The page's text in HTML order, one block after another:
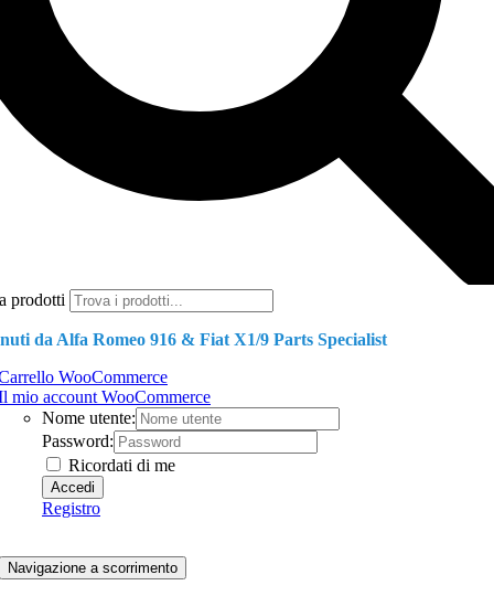
prodotti
da Alfa Romeo 916 & Fiat X1/9 Parts Specialist
WooCommerce
mio account WooCommerce
Nome utente:
Password:
Ricordati di me
Registro
Navigazione a scorrimento